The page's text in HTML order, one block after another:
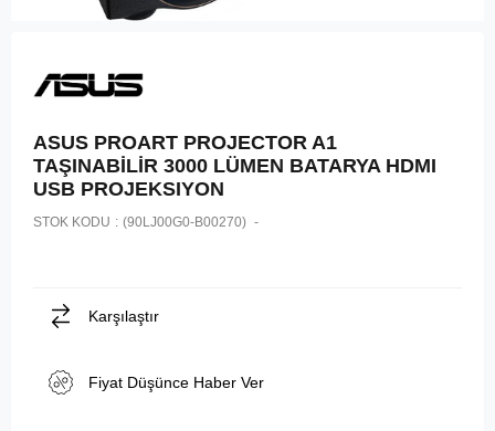
ASUS PROART PROJECTOR A1
TAŞINABİLİR 3000 LÜMEN BATARYA HDMI
USB PROJEKSIYON
STOK KODU (90LJ00G0-B00270)
Karşılaştır
Fiyat Düşünce Haber Ver